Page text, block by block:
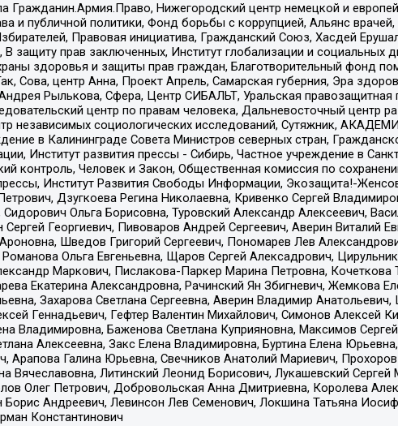
Гражданин.Армия.Право, Нижегородский центр немецкой и
и публичной политики, Фонд борьбы с коррупцией, Альянс
Правовая инициатива, Гражданский Союз, Хасдей
защиту прав заключенных, Институт глобализации и
здоровья и защиты прав граждан, Благотворительный фонд
Сова, центр Анна, Проект Апрель, Самарская губерния, Эра
Рылькова, Сфера, Центр СИБАЛЬТ, Уральская
центр по правам человека, Дальневосточный центр
независимых социологических исследований, Сутяжник,
в Калининграде Совета Министров северных стран,
Институт развития прессы - Сибирь, Частное учреждение в
контроль, Человек и Закон, Общественная комиссия по
Институт Развития Свободы Информации, Экозащита!-
Дзугкоева Регина Николаевна, Кривенко Сергей
Ольга Борисовна, Туровский Александр Алексеевич,
Георгиевич, Пивоваров Андрей Сергеевич, Аверин Виталий
Шведов Григорий Сергеевич, Пономарев Лев
Ольга Евгеньевна, Щаров Сергей Алексадрович,
Маркович, Пислакова-Паркер Марина Петровна,
Екатерина Александровна, Рачинский Ян Збигневич, Жемкова
Захарова Светлана Сергеевна, Аверин Владимир
Геннадьевич, Гефтер Валентин Михайлович, Симонов Алексей
Владимировна, Баженова Светлана Куприяновна, Максимов
Алексеевна, Закс Елена Владимировна, Буртина Елена
Арапова Галина Юрьевна, Свечников Анатолий Мариевич,
Вячеславовна, Литинский Леонид Борисович, Лукашевский
Олег Петрович, Добровольская Анна Дмитриевна, Королева
Борис Андреевич, Левинсон Лев Семенович, Локшина Татьяна
Константинович